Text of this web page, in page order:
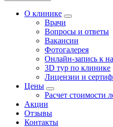
О клинике
Врачи
Вопросы и ответы
Вакансии
Фотогалерея
Онлайн-запись к
3D тур по клинике
Лицензии и
Цены
Расчет стоимости
Акции
Отзывы
Контакты